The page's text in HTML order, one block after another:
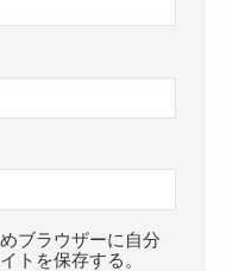
ブラウザーに自分
トを保存する。